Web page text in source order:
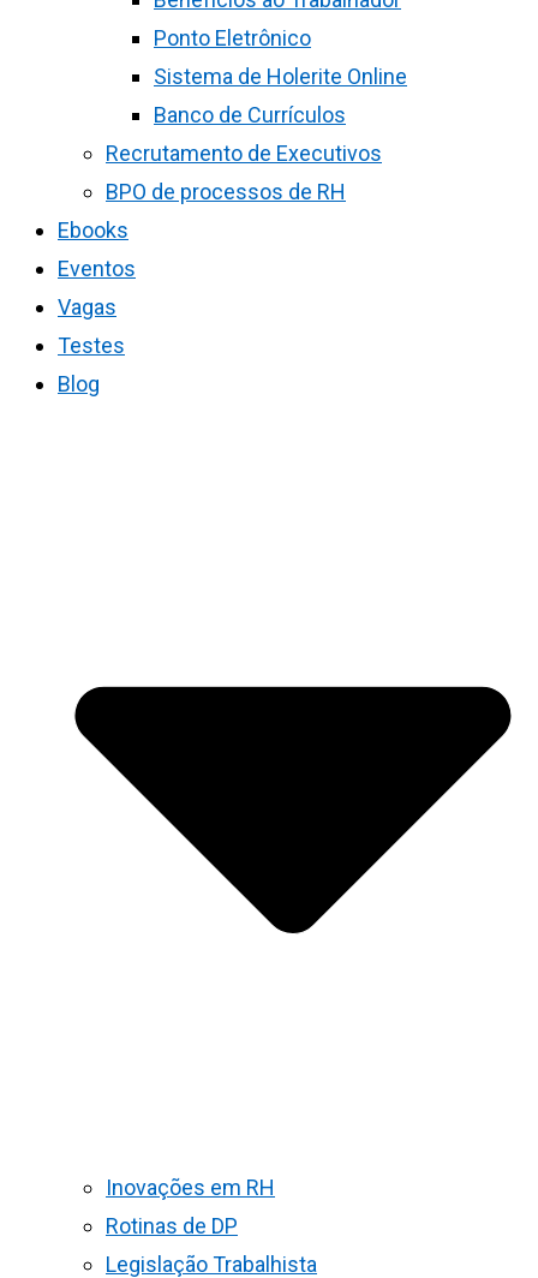
Ponto Eletrônico
Sistema de Holerite Online
Banco de Currículos
Recrutamento de Executivos
BPO de processos de RH
Ebooks
Eventos
Vagas
Testes
Blog
Inovações em RH
Rotinas de DP
Legislação Trabalhista